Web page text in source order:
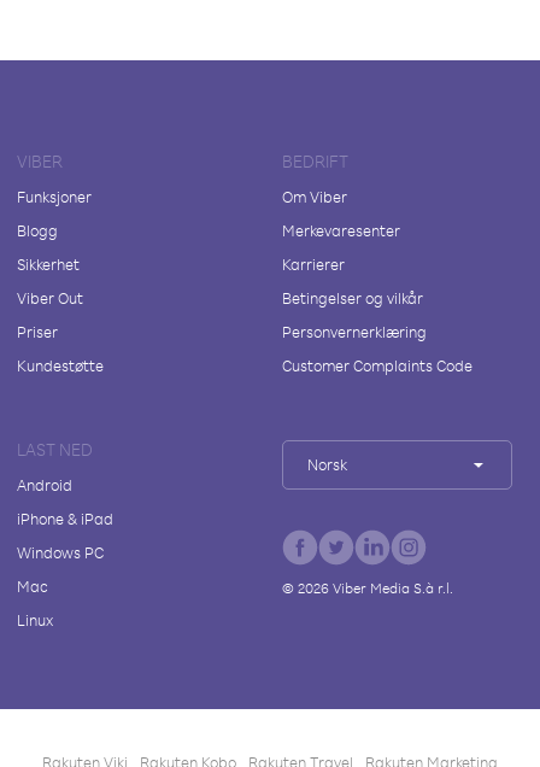
VIBER
Funksjoner
Blogg
Sikkerhet
Viber Out
Priser
Kundestøtte
BEDRIFT
Om Viber
Merkevaresenter
Karrierer
Betingelser og vilkår
Personvernerklæring
Customer Complaints Code
LAST NED
Android
iPhone & iPad
Windows PC
Mac
Linux
Norsk
© 2026Viber Media S.à r.l.
Rakuten Viki Rakuten Kobo Rakuten Travel Rakuten Marketing